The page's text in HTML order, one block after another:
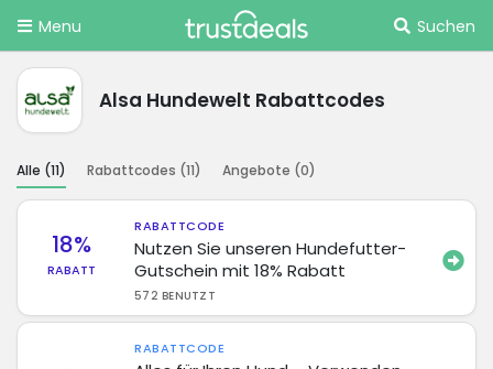
Menu Suchen
Alsa Hundewelt Rabattcodes
Alle (11) Rabattcodes (11) Angebote (0)
18%
RABATT
RABATTCODE
Nutzen Sie unseren Hundefutter-
Gutschein mit 18% Rabatt
572 BENUTZT
RABATTCODE